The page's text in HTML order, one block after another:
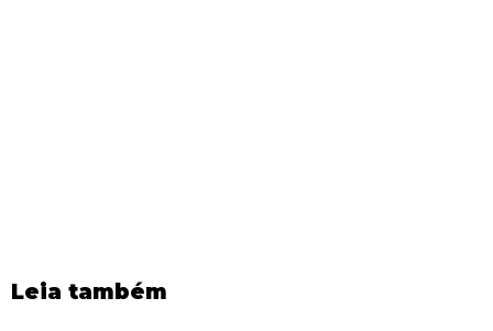
Leia também